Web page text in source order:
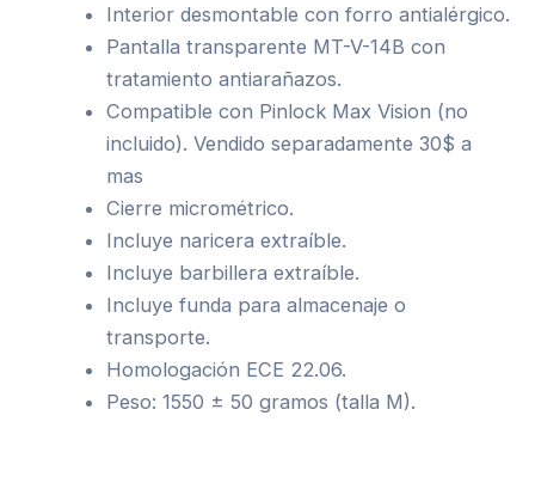
Interior desmontable con forro antialérgico.
Pantalla transparente MT-V-14B con
tratamiento antiarañazos.
Compatible con Pinlock Max Vision (no
incluido). Vendido separadamente 30$ a
mas
Cierre micrométrico.
Incluye naricera extraíble.
Incluye barbillera extraíble.
Incluye funda para almacenaje o
transporte.
Homologación ECE 22.06.
Peso: 1550 ± 50 gramos (talla M).